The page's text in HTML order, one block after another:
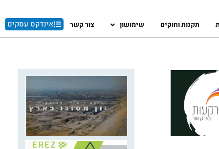
תקנות וחוקים שימושון צור קשר אינדקס עסקים